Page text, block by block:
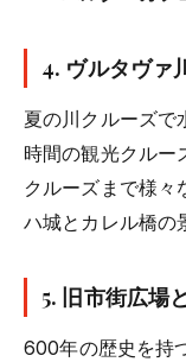
4. ヴルタヴァ
夏の川クルーズで
時間の観光クルー
クルーズまで様々
ハ城とカレル橋の
5. 旧市街広場
600年の歴史を持